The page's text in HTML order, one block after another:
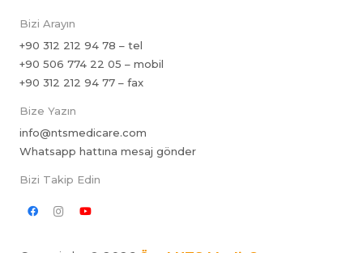
Bizi Arayın
+90 312 212 94 78 – tel
+90 506 774 22 05 – mobil
+90 312 212 94 77 – fax
Bize Yazın
info@ntsmedicare.com
Whatsapp hattına mesaj gönder
Bizi Takip Edin